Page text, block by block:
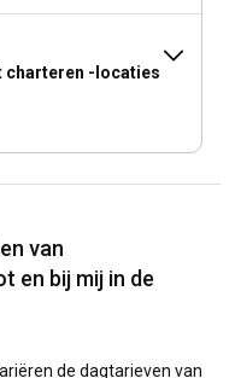
charteren -locaties
van
en bij mij in de
de dagtarieven van